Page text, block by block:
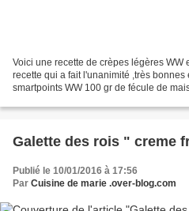
Voici une recette de crèpes légères
recette qui a fait l'unanimité ,très bonnes
smartpoints WW 100 gr de fécule de
Galette des rois " creme
Publié le 10/01/2016 à 17:56
Par Cuisine de marie .over-blog.com